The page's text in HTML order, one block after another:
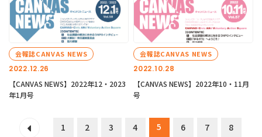
2022.12.26
会報誌CANVAS NEWS
【CANVAS NEWS】2022年12・2023
年1月号
2022.10.28
会報誌CANVAS NEWS
【CANVAS NEWS】2022年10・11月
号
1 2 3 4 5 6 7
8